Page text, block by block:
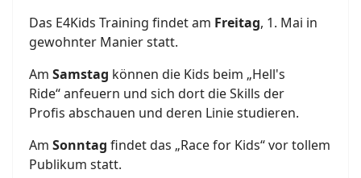
Das E4Kids Training findet am Freitag, 1. Mai in
gewohnter Manierstatt.
Am Samstag können die Kids beim „Hell's
Ride“anfeuern und sich dort die Skills der
Profis abschauen und deren Liniestudieren.
Am Sonntag findet das „Racefor Kids“ vor tollem
Publikum statt.